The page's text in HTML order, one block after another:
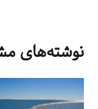
نوشته‌های